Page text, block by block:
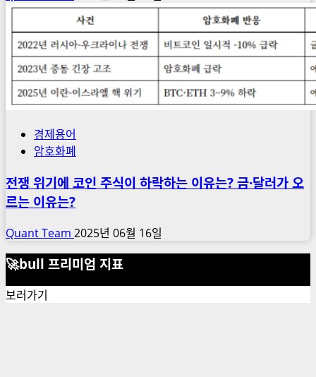
경제용어
암호화폐
전쟁 위기에 코인 주식이 하락하는 이유는? 금·달러가 오
르는 이유는?
Quant Team 2025년 06월 16일
🚀bull 프리미엄 지표
보러가기